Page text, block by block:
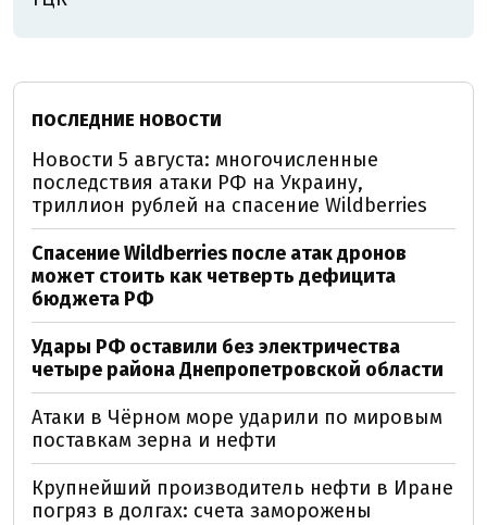
ПОСЛЕДНИЕ НОВОСТИ
Новости 5 августа: многочисленные
последствия атаки РФ на Украину,
триллион рублей на спасение Wildberries
Спасение Wildberries после атак дронов
может стоить как четверть дефицита
бюджета РФ
Удары РФ оставили без электричества
четыре района Днепропетровской области
Атаки в Чёрном море ударили по мировым
поставкам зерна и нефти
Крупнейший производитель нефти в Иране
погряз в долгах: счета заморожены